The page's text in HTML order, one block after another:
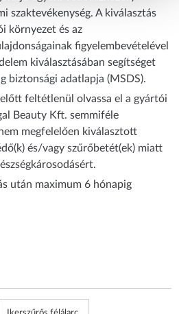
szaktevékenység. A kiválasztás
környezet és az
figyelembevételével
kiválasztásában segítséget
biztonsági adatlapja (MSDS).
feltétlenül olvassa el a gyártói
Beauty Kft. semmiféle
megfelelően kiválasztott
és/vagy szűrőbetét(ek) miatt
után maximum 6 hónapig